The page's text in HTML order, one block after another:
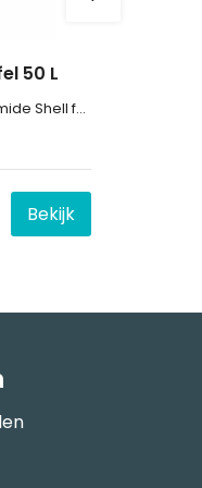
50 L
Shell fabric 100% Polyester
Bekijk